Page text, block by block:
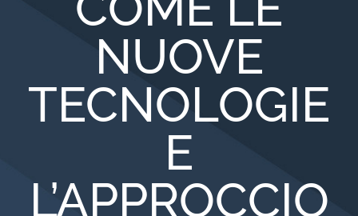
NUOVE
TECNOLOGIE
E
L’APPROCCIO